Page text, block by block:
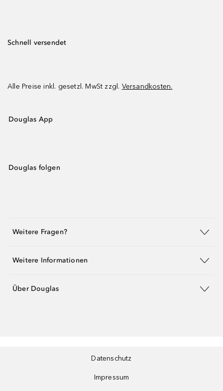
Schnell versendet
Alle Preise inkl. gesetzl. MwSt zzgl. Versandkosten.
Douglas App
Douglas folgen
Weitere Fragen?
Weitere Informationen
Über Douglas
Datenschutz
Impressum